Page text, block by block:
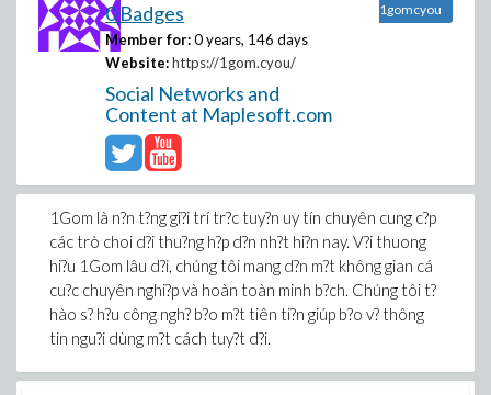
0 Badges
Member for: 0 years, 146 days
Website: https://1gom.cyou/
Social Networks and
Content at Maplesoft.com
1gomcyou
1Gom là n?n t?ng gi?i trí tr?c tuy?n uy tín chuyên cung c?p
các trò choi d?i thu?ng h?p d?n nh?t hi?n nay. V?i thuong
hi?u 1Gom lâu d?i, chúng tôi mang d?n m?t không gian cá
cu?c chuyên nghi?p và hoàn toàn minh b?ch. Chúng tôi t?
hào s? h?u công ngh? b?o m?t tiên ti?n giúp b?o v? thông
tin ngu?i dùng m?t cách tuy?t d?i.